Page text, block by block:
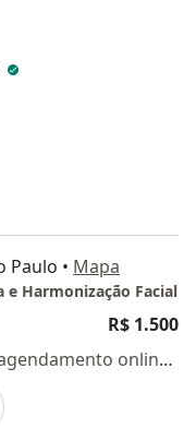
Paulo • Mapa
Harmonização Facial
R$ 1.500
Esse especialista não oferece agendamento online para esse endereço.